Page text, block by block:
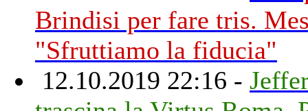
Brindisi per fare tris.
"Sfruttiamo la fiducia"
12.10.2019 22:16 -